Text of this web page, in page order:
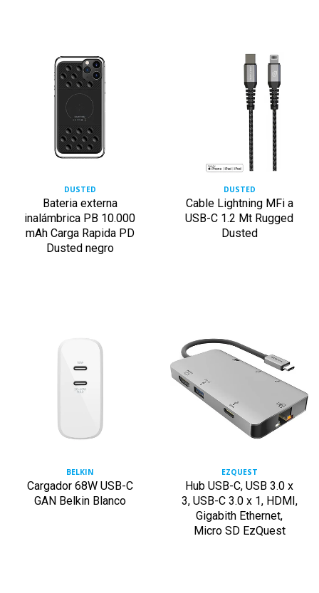
DUSTED
Bateria externa
inalámbrica PB 10.000
mAh Carga Rapida PD
Dusted negro
DUSTED
Cable Lightning MFi a
USB-C 1.2 Mt Rugged
Dusted
BELKIN
Cargador 68W USB-C
GAN Belkin Blanco
EZQUEST
Hub USB-C, USB 3.0 x
3, USB-C 3.0 x 1, HDMI,
Gigabith Ethernet,
Micro SD EzQuest